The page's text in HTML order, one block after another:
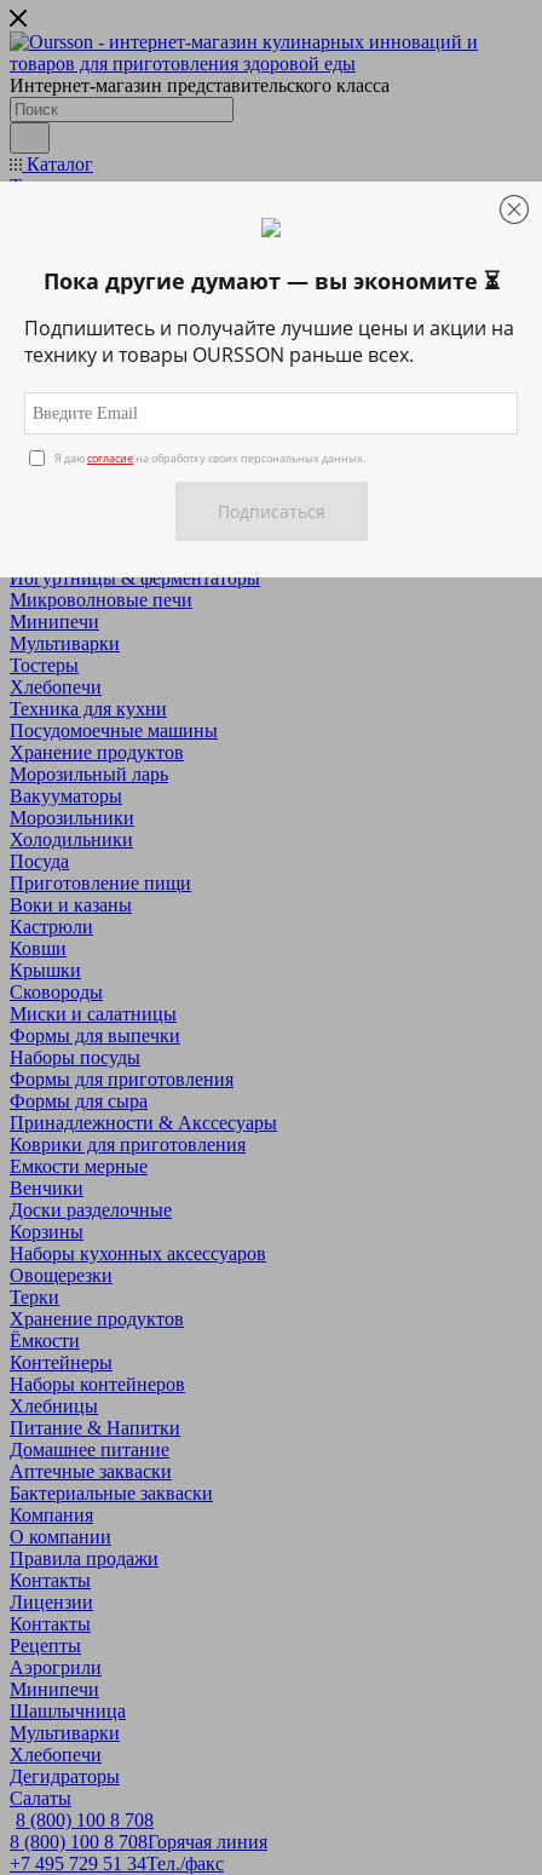
Интернет-магазин представительского класса
Каталог
Техника
Мультирезки и измельчители
Мясорубки
Приготовление напитков
Вспениватели
Домашняя газировка
Кофемашины
Соковыжималки
Термопоты
Электрические чайники
Йогуртницы & ферментаторы
Микроволновые печи
Минипечи
Мультиварки
Тостеры
Хлебопечи
Техника для кухни
Посудомоечные машины
Хранение продуктов
Морозильный ларь
Вакууматоры
Морозильники
Холодильники
Посуда
Приготовление пищи
Воки и казаны
Кастрюли
Ковши
Крышки
Сковороды
Миски и салатницы
Формы для выпечки
Наборы посуды
Формы для приготовления
Формы для сыра
Принадлежности & Акссесуары
Коврики для приготовления
Емкости мерные
Венчики
Доски разделочные
Корзины
Наборы кухонных аксессуаров
Овощерезки
Терки
Хранение продуктов
Ёмкости
Контейнеры
Наборы контейнеров
Хлебницы
Питание & Напитки
Домашнее питание
Аптечные закваски
Бактериальные закваски
Компания
О компании
Правила продажи
Контакты
Лицензии
Контакты
Рецепты
Аэрогрили
Минипечи
Шашлычница
Мультиварки
Хлебопечи
Дегидраторы
Салаты
8 (800) 100 8 708
8 (800) 100 8 708Горячая линия
+7 495 729 51 34Тел./факс
Пока другие думают — вы экономите ⏳
Подпишитесь и получайте лучшие цены и акции на
технику и товары OURSSON раньше всех.
Я даюсогласие на обработку своих персональных данных.